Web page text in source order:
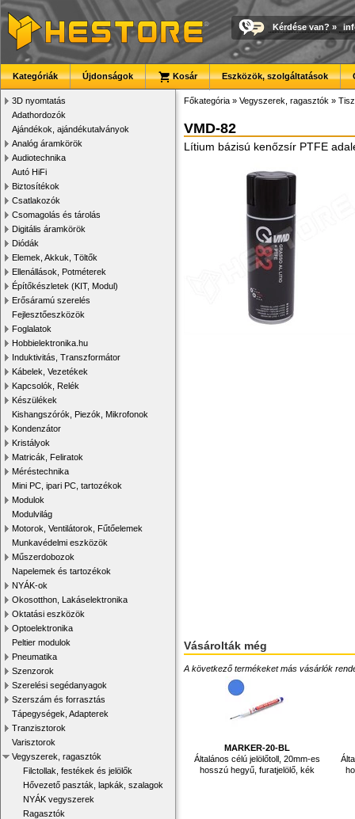
Kérdése van? »
Kategóriák Újdonságok Kosár Eszközök, szolgáltatások
3D nyomtatás
Adathordozók
Ajándékok, ajándékutalványok
Analóg áramkörök
Audiotechnika
Autó HiFi
Biztosítékok
Csatlakozók
Csomagolás és tárolás
Digitális áramkörök
Diódák
Elemek, Akkuk, Töltők
Ellenállások, Potméterek
Építőkészletek (KIT, Modul)
Erősáramú szerelés
Fejlesztőeszközök
Foglalatok
Hobbielektronika.hu
Induktivitás, Transzformátor
Kábelek, Vezetékek
Kapcsolók, Relék
Készülékek
Kishangszórók, Piezók, Mikrofonok
Kondenzátor
Kristályok
Matricák, Feliratok
Méréstechnika
Mini PC, ipari PC, tartozékok
Modulok
Modulvilág
Motorok, Ventilátorok, Fűtőelemek
Munkavédelmi eszközök
Műszerdobozok
Napelemek és tartozékok
NYÁK-ok
Okosotthon, Lakáselektronika
Oktatási eszközök
Optoelektronika
Peltier modulok
Pneumatika
Szenzorok
Szerelési segédanyagok
Szerszám és forrasztás
Tápegységek, Adapterek
Tranzisztorok
Varisztorok
Vegyszerek, ragasztók
Filctollak, festékek és jelölők
Hővezető paszták, lapkák, szalagok
NYÁK vegyszerek
Ragasztók
Főkategória » Vegyszerek, ragasztók »
VMD-82
Lítium bázisú kenőzsír PTFE
Vásárolták még
A következő termékeket más vásárlók
MARKER-20-BL
Általános célú jelölőtoll, 20mm-es
hosszú hegyű, furatjelölő, kék